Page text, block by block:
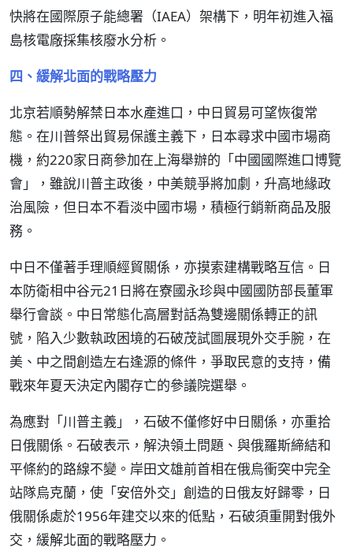
快將在國際原子能總署（IAEA）架構下，明年初進入福
島核電廠採集核廢水分析。
四、緩解北面的戰略壓力
北京若順勢解禁日本水產進口，中日貿易可望恢復常
態。在川普祭出貿易保護主義下，日本尋求中國市場商
機，約220家日商參加在上海舉辦的「中國國際進口博覽
會」，雖說川普主政後，中美競爭將加劇，升高地緣政
治風險，但日本不看淡中國市場，積極行銷新商品及服
務。
中日不僅著手理順經貿關係，亦摸索建構戰略互信。日
本防衛相中谷元21日將在寮國永珍與中國國防部長董軍
舉行會談。中日常態化高層對話為雙邊關係轉正的訊
號，陷入少數執政困境的石破茂試圖展現外交手腕，在
美、中之間創造左右逢源的條件，爭取民意的支持，備
戰來年夏天決定內閣存亡的參議院選舉。
為應對「川普主義」，石破不僅修好中日關係，亦重拾
日俄關係。石破表示，解決領土問題、與俄羅斯締結和
平條約的路線不變。岸田文雄前首相在俄烏衝突中完全
站隊烏克蘭，使「安倍外交」創造的日俄友好歸零，日
俄關係處於1956年建交以來的低點，石破須重開對俄外
交，緩解北面的戰略壓力。